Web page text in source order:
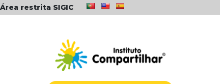
Área restrita SIGIC